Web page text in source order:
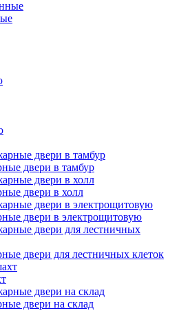
двери в тамбур
двери в холл
двери в электрощитовую
двери для лестничных клеток
двери на склад